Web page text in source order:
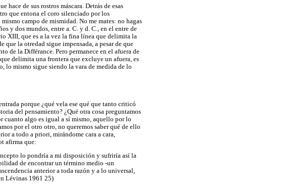
de sus rostros máscara. Detrás de esas
que entona el coro silenciado por los
campo de mismidad. No me mates: no hagas
y dos mundos, entre a. C. y d. C., en el entre de
XIII, que es a la vez la fina línea que delimita la
la otredad sigue impensada, a pesar de que
de la Différance. Pero permanece en el afuera de
delimita una frontera que excluye un afuera, es
lo mismo sigue siendo la vara de medida de lo
porque ¿qué vela ese qué que tanto criticó
del pensamiento? ¿Qué otra cosa preguntamos
cuanto algo es igual a sí mismo, aquello por lo
por el otro otro, no queremos saber qué de ello
a todo a priori, mirándome cara a cara,
afirma que:
lo pondría a mi disposición y sufriría así la
de encontrar un término medio -un
anterior a toda razón y a lo universal,
Lévinas 1961 25)